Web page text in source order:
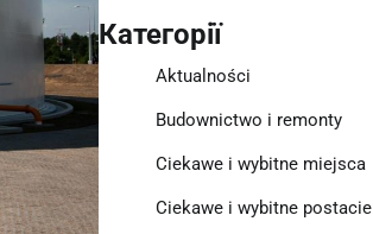
Категорії
Aktualności
Budownictwo i remonty
Ciekawe i wybitne miejsca
Ciekawe i wybitne postacie